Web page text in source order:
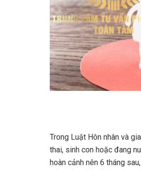
Trong Luật Hôn nhân và
thai, sinh con hoặc đang
hoàn cảnh nên 6 tháng